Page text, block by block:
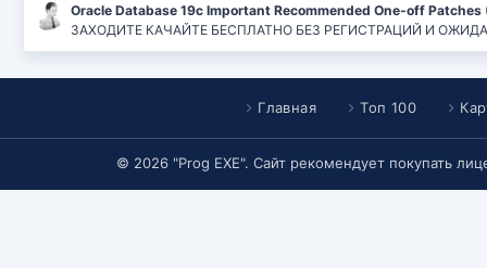
Oracle Database 19c Important Recommended One-off Patches
ЗАХОДИТЕ КАЧАЙТЕ БЕСПЛАТНО БЕЗ РЕГИСТРАЦИЙ И
Главная Топ 100
© 2026 "Prog EXE". Сайт рекомендует покупать